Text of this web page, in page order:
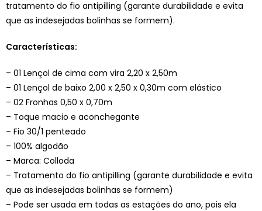
tratamento do fio antipilling (garante durabilidade e evita
que as indesejadas bolinhas se formem).
Características:
– 01 Lençol de cima com vira 2,20 x 2,50m
– 01 Lençol de baixo 2,00 x 2,50 x 0,30m com elástico
– 02 Fronhas 0,50 x 0,70m
– Toque macio e aconchegante
– Fio 30/1 penteado
– 100% algodão
– Marca: Colloda
– Tratamento do fio antipilling (garante durabilidade e evita
que as indesejadas bolinhas se formem)
– Pode ser usada em todas as estações do ano, pois ela